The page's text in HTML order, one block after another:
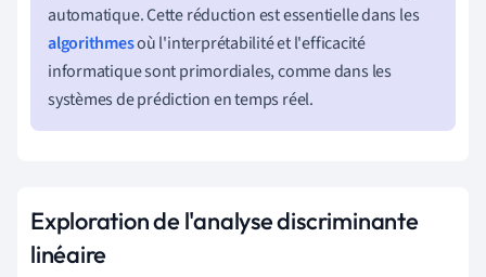
automatique. Cette réduction est essentielle dans les
algorithmesoù l'interprétabilité et l'efficacité
informatique sont primordiales, comme dans les
systèmes de prédiction en temps réel.
Exploration de l'analyse discriminante
linéaire